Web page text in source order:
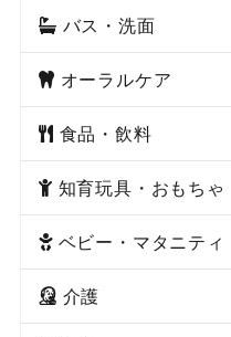
バス・洗面
オーラルケア
食品・飲料
知育玩具・おもちゃ
ベビー・マタニティ
介護